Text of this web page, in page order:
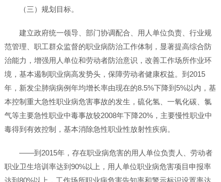
（三）规划目标。
建立政府统一领导、部门协调配合、用人单位负责、行业规
范管理、职工群众监督的职业病防治工作体制，显著提高综合防
治能力，增强用人单位和劳动者防治意识，改善工作场所作业环
境，基本遏制职业病高发势头，保障劳动者健康权益。到2015
年，新发尘肺病病例年均增长率由现在的8.5%下降到5%以内，基
本控制重大急性职业病危害事故的发生，硫化氢、一氧化碳、氯
气等主要急性职业中毒事故较2008年下降20%，主要慢性职业中
毒得到有效控制，基本消除急性职业性放射性疾病。
——到2015年，存在职业病危害的用人单位负责人、劳动者
职业卫生培训率达到90%以上，用人单位职业病危害项目申报率